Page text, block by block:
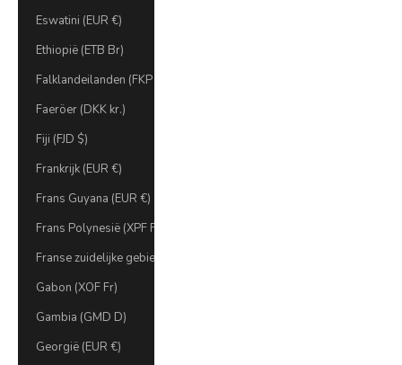
Eswatini (EUR €)
Ethiopië (ETB Br)
Falklandeilanden (FKP £)
Faeröer (DKK kr.)
Fiji (FJD $)
Frankrijk (EUR €)
Frans Guyana (EUR €)
Frans Polynesië (XPF Fr)
Franse zuidelijke gebieden (€ EUR)
Gabon (XOF Fr)
Gambia (GMD D)
Georgië (EUR €)